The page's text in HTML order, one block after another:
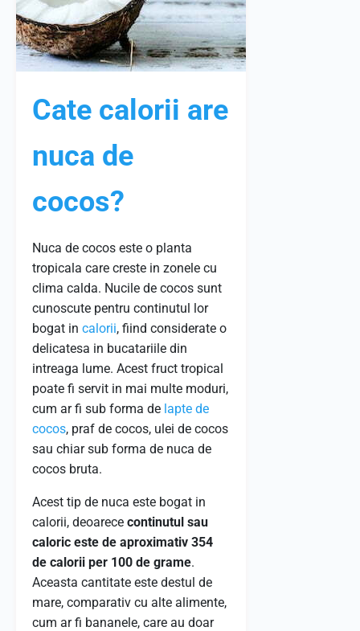
Cate calorii are
nuca de
cocos?
Nuca de cocos este o planta
tropicala care creste in zonele cu
clima calda. Nucile de cocos sunt
cunoscute pentru continutul lor
bogat in calorii, fiind considerate o
delicatesa in bucatariile din
intreaga lume. Acest fruct tropical
poate fi servit in mai multe moduri,
cum ar fi sub forma de lapte de
cocos, praf de cocos, ulei de cocos
sau chiar sub forma de nuca de
cocos bruta.
Acest tip de nuca este bogat in
calorii, deoarece continutul sau
caloric este de aproximativ 354
de calorii per 100 de grame.
Aceasta cantitate este destul de
mare, comparativ cu alte alimente,
cum ar fi bananele, care au doar